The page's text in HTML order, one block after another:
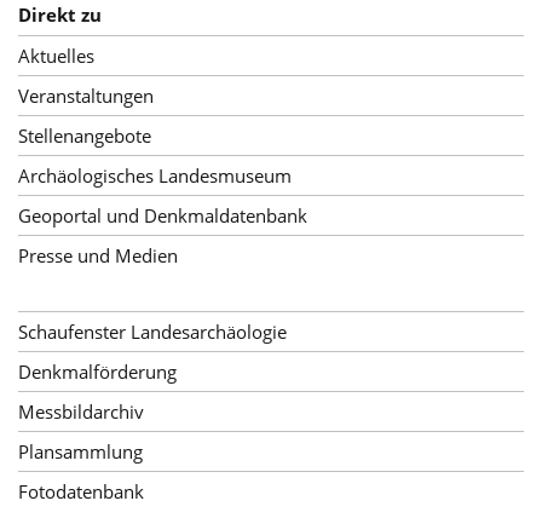
Direkt zu
Aktuelles
Veranstaltungen
Stellenangebote
Archäologisches Landesmuseum
Geoportal und Denkmaldatenbank
Presse und Medien
Schaufenster Landesarchäologie
Denkmalförderung
Messbildarchiv
Plansammlung
Fotodatenbank